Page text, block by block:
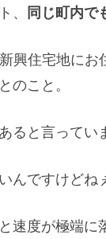
、 同じ町内で
興住宅地にお
とのこと。
ると言ってい
んですけどね
速度が極端に